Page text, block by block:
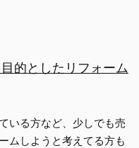
的としたリフォーム
いる方など、少しでも売
ムしようと考えてる方も